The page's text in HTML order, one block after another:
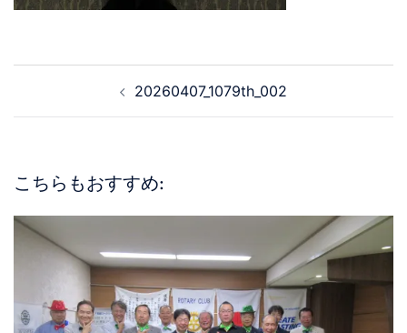
20260407_1079th_002
こちらもおすすめ: